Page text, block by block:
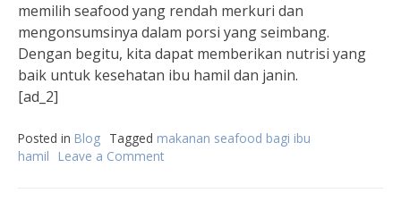
memilih seafood yang rendah merkuri dan
mengonsumsinya dalam porsi yang seimbang.
Dengan begitu, kita dapat memberikan nutrisi yang
baik untuk kesehatan ibu hamil dan janin.
[ad_2]
Posted in Blog Tagged makanan seafood bagi ibu
hamil
Leave a Comment